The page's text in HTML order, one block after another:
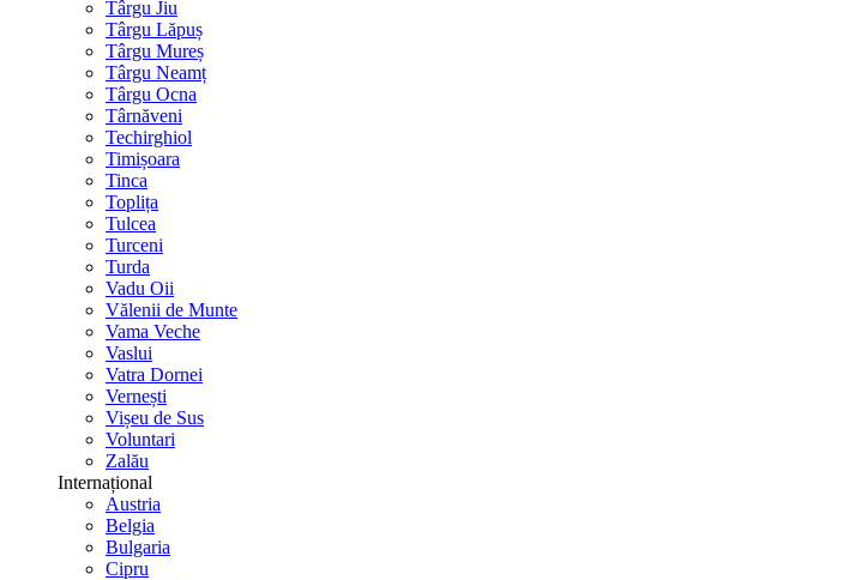
Târgu Jiu
Târgu Lăpuș
Târgu Mureș
Târgu Neamț
Târgu Ocna
Târnăveni
Techirghiol
Timișoara
Tinca
Toplița
Tulcea
Turceni
Turda
Vadu Oii
Vălenii de Munte
Vama Veche
Vaslui
Vatra Dornei
Vernești
Vișeu de Sus
Voluntari
Zalău
Internațional
Austria
Belgia
Bulgaria
Cipru